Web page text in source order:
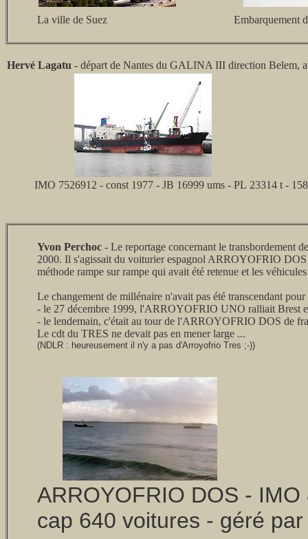
La ville de Suez Embarquement
Hervé Lagatu - départ de Nantes du GALINA III direction Belem,
IMO 7526912 - const 1977 - JB 16999 ums - PL 23314 t -
Yvon Perchoc - Le reportage concernant le transbordement
2000. Il s'agissait du voiturier espagnol ARROYOFRIO DOS
méthode rampe sur rampe qui avait été retenue et les
Le changement de millénaire n'avait pas été transcendant
- le 27 décembre 1999, l'ARROYOFRIO UNO ralliait Brest
- le lendemain, c'était au tour de l'ARROYOFRIO DOS de
Le cdt du TRES ne devait pas en mener large ...
(NDLR : heureusement il n'y a pas d'Arroyofrio Tres ;-))
ARROYOFRIO DOS -
cap 640 voitures - géré